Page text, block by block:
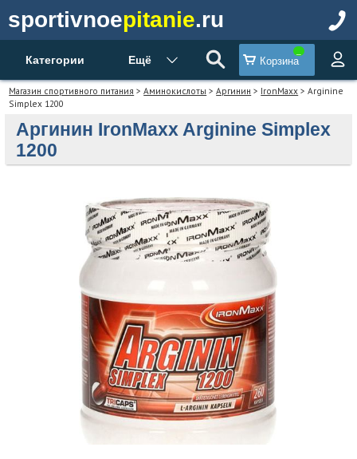
sportivnoepitanie.ru
Категории Ещё Корзина
Магазин спортивного питания >Аминокислоты >Аргинин > IronMaxx > Arginine
Simplex 1200
Аргинин IronMaxx Arginine Simplex
1200